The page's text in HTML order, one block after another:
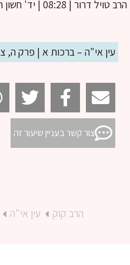
טויל דרור| 08:28 | יד' חשון תשפ"ד
עין אי"ה – ברכות א | פרק ה, צה
צור קשר בעניין שיעור זה
הרב קוק
עין אי"ה